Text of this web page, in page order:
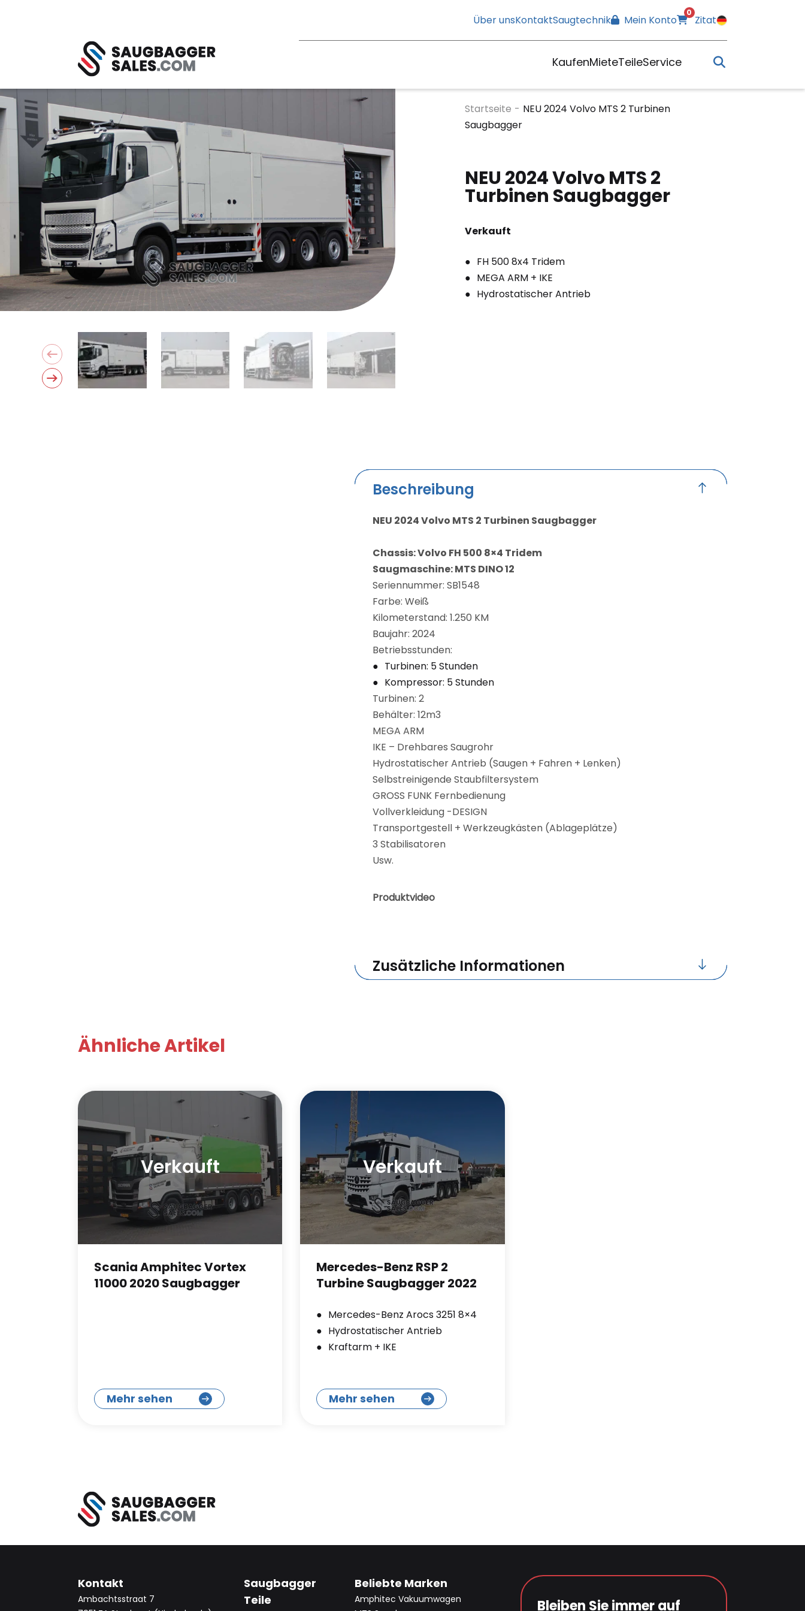
Über unsKontaktSaugtechnik Mein Konto
0
Zitat
KaufenMieteTeileService
Startseite - NEU 2024 Volvo MTS 2 Turbinen
Saugbagger
NEU 2024 Volvo MTS 2
Turbinen Saugbagger
Verkauft
FH 500 8x4 Tridem
MEGA ARM + IKE
Hydrostatischer Antrieb
Beschreibung
NEU 2024 Volvo MTS 2 Turbinen Saugbagger
Chassis: Volvo FH 500 8×4 Tridem
Saugmaschine: MTS DINO 12
Seriennummer: SB1548
Farbe: Weiß
Kilometerstand: 1.250 KM
Baujahr: 2024
Betriebsstunden:
Turbinen: 5 Stunden
Kompressor: 5 Stunden
Turbinen: 2
Behälter: 12m3
MEGA ARM
IKE – Drehbares Saugrohr
Hydrostatischer Antrieb (Saugen + Fahren + Lenken)
Selbstreinigende Staubfiltersystem
GROSS FUNK Fernbedienung
Vollverkleidung -DESIGN
Transportgestell + Werkzeugkästen (Ablageplätze)
3 Stabilisatoren
Usw.
Produktvideo
Zusätzliche Informationen
Ähnliche Artikel
Verkauft
Scania Amphitec Vortex
11000 2020 Saugbagger
Mehr sehen
Verkauft
Mercedes-Benz RSP 2
Turbine Saugbagger 2022
Mercedes-Benz Arocs 3251 8×4
Hydrostatischer Antrieb
Kraftarm + IKE
Mehr sehen
Kontakt
Ambachtsstraat 7
Saugbagger
Teile
Beliebte Marken
Amphitec Vakuumwagen
Bleiben Sie immer auf